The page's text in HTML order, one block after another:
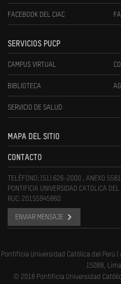
FACEBOOK DEL CIAC
SERVICIOS PUCP
CAMPUS VIRTUAL
BIBLIOTECA
SERVICIO DE SALUD
MAPA DEL SITIO
CONTACTO
TELÉFONO: (51) 626-2000 , ANEXO 5581
PONTIFICIA UNIVERSIDAD CATOLICA DEL
RUC: 20155945860
ENVIAR MENSAJE
Pontificia Universidad Católica del Perú |
15088,
© 2018 Pontificia Universidad